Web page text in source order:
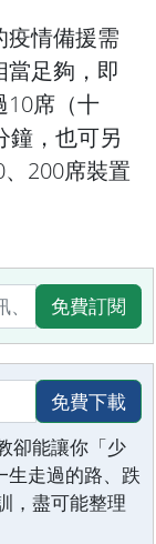
疫情備援需
足夠，即
10席（十
鐘，也可另
200席裝置
免費訂閱
免費下載
卻能讓你「少
生走過的路、跌
，盡可能整理